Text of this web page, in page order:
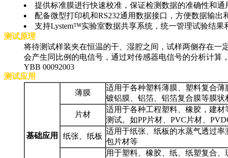
提供标准膜进行快速校准，保证检测数据的准确性和通
配备微型打印机和RS232通用数据接口，方便数据输出
支持Lystem™实验室数据共享系统，统一管理试验结果
测试原理
将待测试样装夹在恒温的干、湿腔之间，试样两侧存在
会产生同比例的电信号，通过对传感器电信号的分析计算
YBB 00092003
测试应用
基础应用
薄膜
适用于各种塑料薄膜、塑料复合薄
镀铝膜、铝箔、铝箔复合膜等膜
片材
适用于各种工程塑料、橡胶，建
测试。如PP片材、PVC片材、
纸张、纸板
适用于纸张、纸板的水蒸气透过
包片材等
用于塑料、橡胶、纸、纸塑复合